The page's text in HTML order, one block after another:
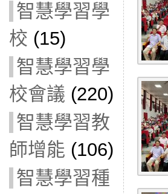
智慧學習學
校 (15)
智慧學習學
校會議 (220)
智慧學習教
師增能 (106)
智慧學習種